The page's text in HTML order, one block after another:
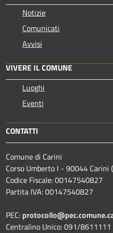
Notizie
Comunicati
Avvisi
VIVERE IL COMUNE
Luoghi
Eventi
CONTATTI
Comune di Carini
Corso Umberto I - 90044 Carini
Codice Fiscale: 00147540827
Partita IVA: 00147540827
PEC:
Centralino Unico: 091/8611111